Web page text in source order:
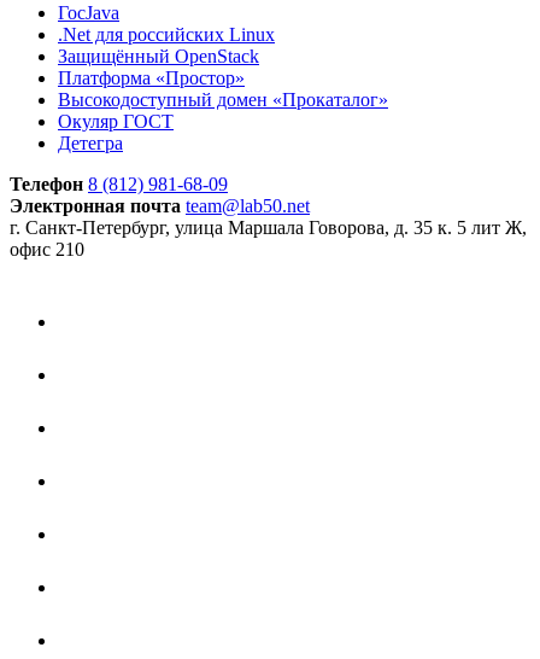
ГосJava
.Net для российских Linux
Защищённый OpenStack
Платформа «Простор»
Высокодоступный домен «Прокаталог»
Окуляр ГОСТ
Детегра
Телефон 8 (812) 981-68-09
Электронная почта team@lab50.net
г. Санкт-Петербург, улица Маршала Говорова, д. 35 к. 5 лит Ж,
офис 210